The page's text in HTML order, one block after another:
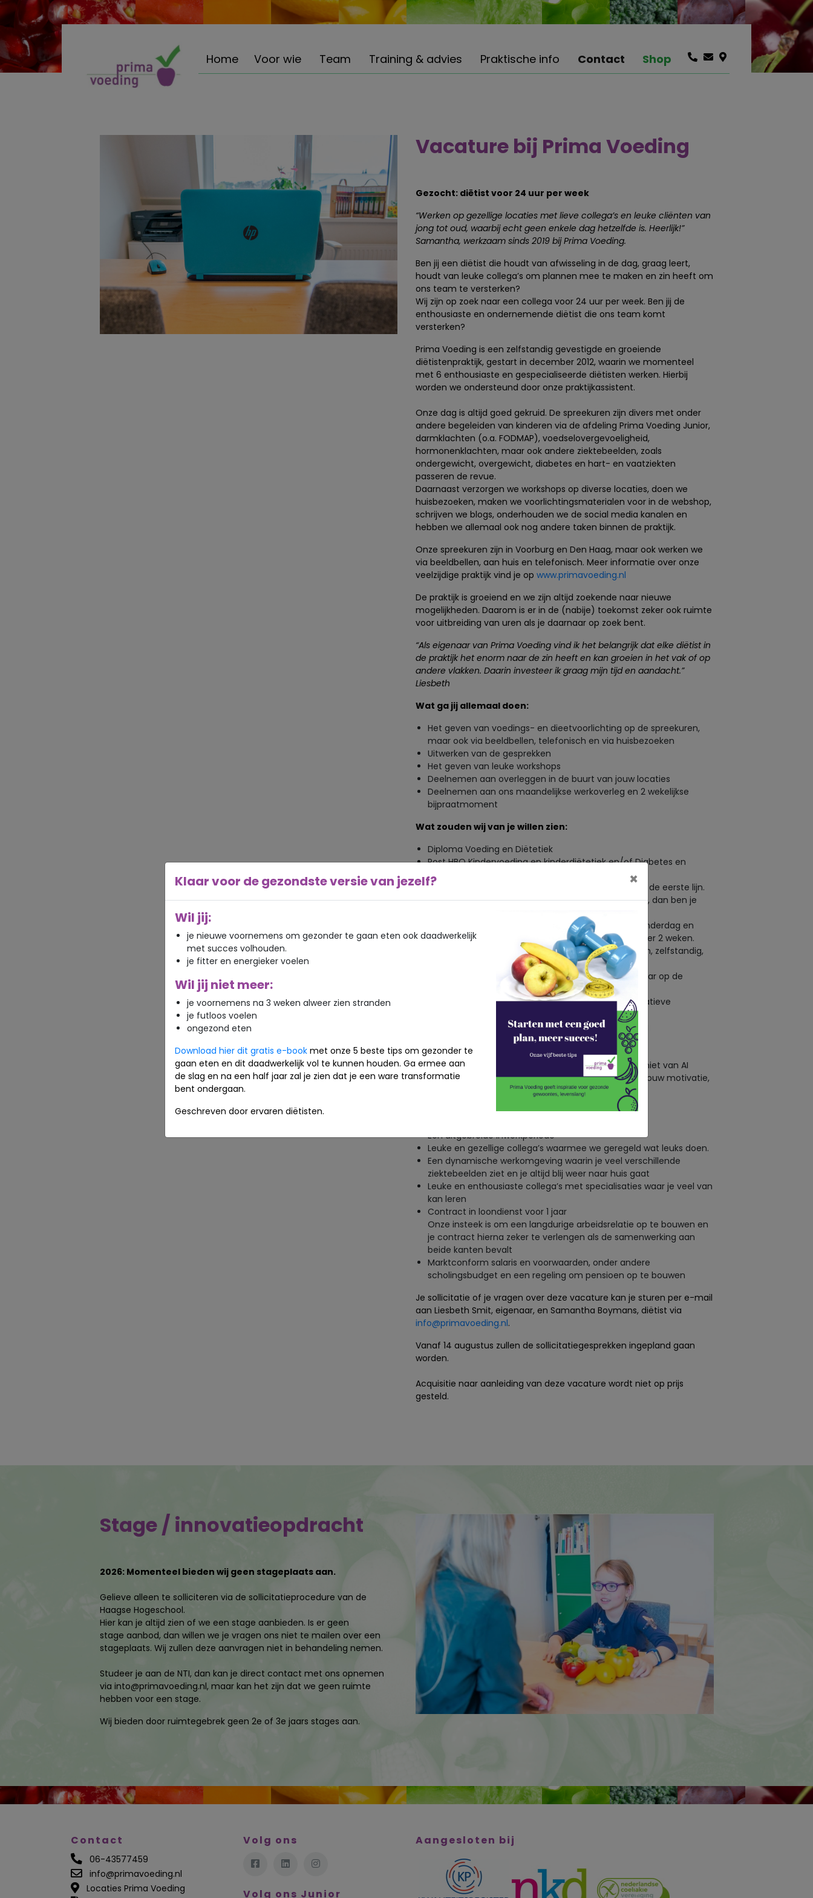
Home Voor wie Team Training & advies Praktische info Contact Shop
Vacature bij Prima Voeding
Gezocht: diëtist voor 24 uur per week
“Werken op gezellige locaties met lieve collega’s en leuke cliënten van
jong tot oud, waarbij echt geen enkele dag hetzelfde is. Heerlijk!”
Samantha, werkzaam sinds 2019 bij Prima Voeding.
Ben jij een diëtist die houdt van afwisseling in de dag, graag leert,
houdt van leuke collega’s om plannen mee te maken en zin heeft om
ons team te versterken?
Wij zijn op zoek naar een collega voor 24 uur per week. Ben jij de
enthousiaste en ondernemende diëtist die ons team komt
versterken?
Prima Voeding is een zelfstandig gevestigde en groeiende
diëtistenpraktijk, gestart in december 2012, waarin we momenteel
met 6 enthousiaste en gespecialiseerde diëtisten werken. Hierbij
worden we ondersteund door onze praktijkassistent.
Onze dag is altijd goed gekruid. De spreekuren zijn divers met onder
andere begeleiden van kinderen via de afdeling Prima Voeding Junior,
darmklachten (o.a. FODMAP), voedselovergevoeligheid,
hormonenklachten, maar ook andere ziektebeelden, zoals
ondergewicht, overgewicht, diabetes en hart- en vaatziekten
passeren de revue.
Daarnaast verzorgen we workshops op diverse locaties, doen we
huisbezoeken, maken we voorlichtingsmaterialen voor in de webshop,
schrijven we blogs, onderhouden we de social media kanalen en
hebben we allemaal ook nog andere taken binnen de praktijk.
Onze spreekuren zijn in Voorburg en Den Haag, maar ook werken we
via beeldbellen, aan huis en telefonisch. Meer informatie over onze
veelzijdige praktijk vind je op www.primavoeding.nl
De praktijk is groeiend en we zijn altijd zoekende naar nieuwe
mogelijkheden. Daarom is er in de (nabije) toekomst zeker ook ruimte
voor uitbreiding van uren als je daarnaar op zoek bent.
“Als eigenaar van Prima Voeding vind ik het belangrijk dat elke diëtist in
de praktijk het enorm naar de zin heeft en kan groeien in het vak of op
andere vlakken. Daarin investeer ik graag mijn tijd en aandacht.”
Liesbeth
Wat ga jij allemaal doen:
Het geven van voedings- en dieetvoorlichting op de spreekuren,
maar ook via beeldbellen, telefonisch en via huisbezoeken
Uitwerken van de gesprekken
Het geven van leuke workshops
Deelnemen aan overleggen in de buurt van jouw locaties
Deelnemen aan ons maandelijkse werkoverleg en 2 wekelijkse
bijpraatmoment
Wat zouden wij van je willen zien:
Diploma Voeding en Diëtetiek
Post HBO Kindervoeding en kinderdiëtetiek en/of Diabetes en
Diëtetiek is een pré
Je hebt al werk- en/ of stage-ervaring opgedaan in de eerste lijn.
Ook als je alleen stage hebt gelopen in de eerste lijn, dan ben je
Je bent beschikbaar op in ieder geval maandag, donderdag en
vrijdag en bereid om in de avonduren te werken 1x per 2 weken.
Competenties: ondernemend, energiek, empathisch, zelfstandig,
proactief en betrokken
Je vindt het leuk om alleen aan de slag te gaan, maar op de
achtergrond staat het team altijd voor je klaar
Je beschikt over uitstekende sociale en communicatieve
Je woont bij voorkeur dichtbij Den Haag en Voorburg
Ingeschreven in het Kwaliteitsregister Paramedici
Lid van de NVD
Wij houden van AI als aanvulling op ons werk, maar niet van AI
geschreven motivatiebrieven. Een korte video met jouw motivatie,
daar worden we heel blij van.
Wat bieden wij jou?
Een uitgebreide inwerkperiode
Leuke en gezellige collega’s waarmee we geregeld wat leuks doen.
Een dynamische werkomgeving waarin je veel verschillende
ziektebeelden ziet en je altijd blij weer naar huis gaat
Leuke en enthousiaste collega’s met specialisaties waar je veel van
kan leren
Contract in loondienst voor 1 jaar
Onze insteek is om een langdurige arbeidsrelatie op te bouwen en
je contract hierna zeker te verlengen als de samenwerking aan
beide kanten bevalt
Marktconform salaris en voorwaarden, onder andere
scholingsbudget en een regeling om pensioen op te bouwen
Je sollicitatie of je vragen over deze vacature kan je sturen per e-mail
aan Liesbeth Smit, eigenaar, en Samantha Boymans, diëtist via
info@primavoeding.nl.
Vanaf 14 augustus zullen de sollicitatiegesprekken ingepland gaan
worden.
Acquisitie naar aanleiding van deze vacature wordt niet op prijs
gesteld.
Stage / innovatieopdracht
2026: Momenteel bieden wij geen stageplaats aan.
Gelieve alleen te solliciteren via de sollicitatieprocedure van de
Haagse Hogeschool.
Hier kan je altijd zien of we een stage aanbieden. Is er geen
stage aanbod, dan willen we je vragen ons niet te mailen over een
stageplaats. Wij zullen deze aanvragen niet in behandeling nemen.
Studeer je aan de NTI, dan kan je direct contact met ons opnemen
via into@primavoeding.nl, maar kan het zijn dat we geen ruimte
hebben voor een stage.
Wij bieden door ruimtegebrek geen 2e of 3e jaars stages aan.
Contact
06-43577459
info@primavoeding.nl
Locaties Prima Voeding
Volg ons
Volg ons Junior
Aangesloten bij
Klaar voor de gezondste versie van jezelf? ×
Wil jij:
je nieuwe voornemens om gezonder te gaan eten ook daadwerkelijk
met succes volhouden.
je fitter en energieker voelen
Wil jij niet meer:
je voornemens na 3 weken alweer zien stranden
je futloos voelen
ongezond eten
Download hier dit gratis e-book met onze 5 beste tips om gezonder te
gaan eten en dit daadwerkelijk vol te kunnen houden. Ga ermee aan
de slag en na een half jaar zal je zien dat je een ware transformatie
bent ondergaan.
Geschreven door ervaren diëtisten.